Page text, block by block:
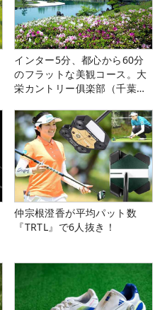
インター5分、都心から60分
のフラットな美観コース。大
栄カントリー俱楽部（千葉
仲宗根澄香が平均パット数
『TRTL』で6人抜き！